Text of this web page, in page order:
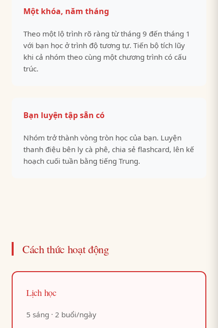
Một khóa, năm tháng
Theo một lộ trình rõ ràng từ tháng 9 đến tháng 1
với bạn học ở trình độ tương tự. Tiến bộ tích lũy
khi cả nhóm theo cùng một chương trình có cấu
trúc.
Bạn luyện tập sẵn có
Nhóm trở thành vòng tròn học của bạn. Luyện
thanh điệu bên ly cà phê, chia sẻ flashcard, lên kế
hoạch cuối tuần bằng tiếng Trung.
Cách thức hoạt động
Lịch học
5 sáng · 2 buổi/ngày